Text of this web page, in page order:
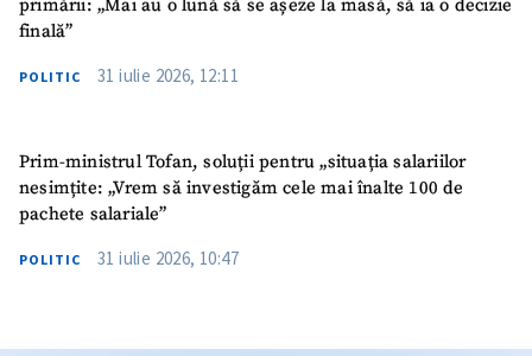
primării: „Mai au o lună să se așeze la masă, să ia o decizie
finală”
POLITIC 31 iulie 2026, 12:11
Prim-ministrul Tofan, soluții pentru „situația salariilor
nesimțite: „Vrem să investigăm cele mai înalte 100 de
pachete salariale”
POLITIC 31 iulie 2026, 10:47